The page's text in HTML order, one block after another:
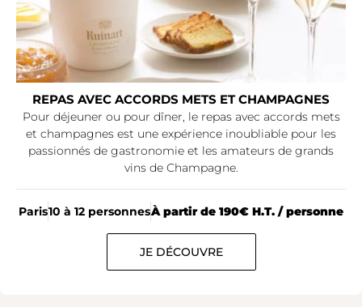
REPAS AVEC ACCORDS METS ET CHAMPAGNES
Pour déjeuner ou pour dîner, le repas avec accords mets
et champagnes est une expérience inoubliable pour les
passionnés de gastronomie et les amateurs de grands
vins de Champagne.
Paris10 à 12 personnesÀ partir de 190€ H.T. / personne
JE DÉCOUVRE